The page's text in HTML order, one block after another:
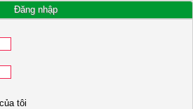
Đăng nhập
tôi